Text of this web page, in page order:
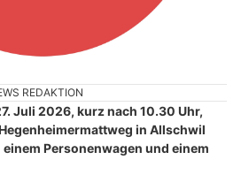
REDAKTION
Juli 2026, kurz nach 10.30 Uhr,
in Allschwil
Personenwagen und einem